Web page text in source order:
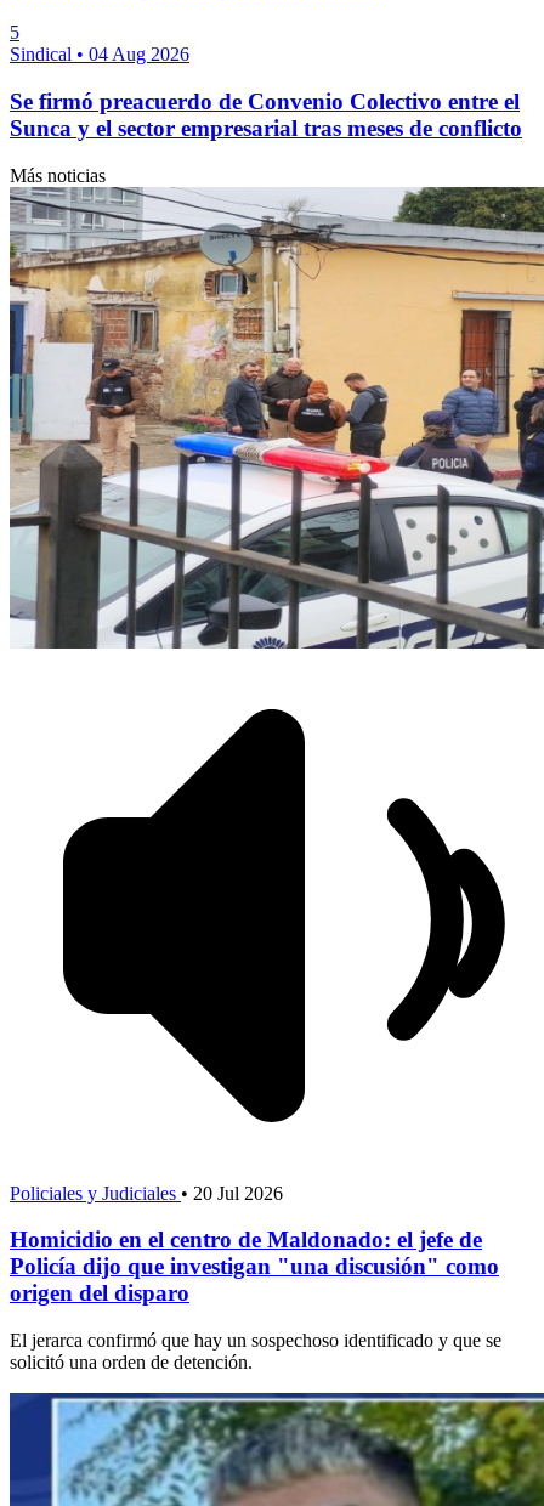
5
Sindical • 04 Aug 2026
Se firmó preacuerdo de Convenio Colectivo entre el
Sunca y el sector empresarial tras meses de conflicto
Más noticias
Policiales y Judiciales • 20 Jul 2026
Homicidio en el centro de Maldonado: el jefe de
Policía dijo que investigan "una discusión" como
origen del disparo
El jerarca confirmó que hay un sospechoso identificado y que se
solicitó una orden de detención.